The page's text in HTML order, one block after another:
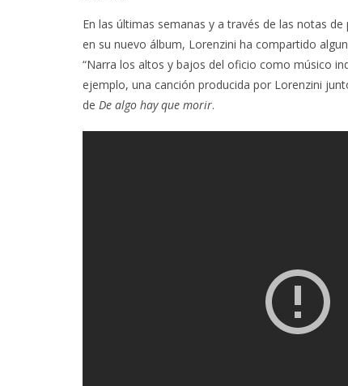
En las últimas semanas y a través de las notas
en su nuevo álbum, Lorenzini ha compartido
“Narra los altos y bajos del oficio como músico
ejemplo, una canción producida por Lorenzini
de De algo hay que morir.